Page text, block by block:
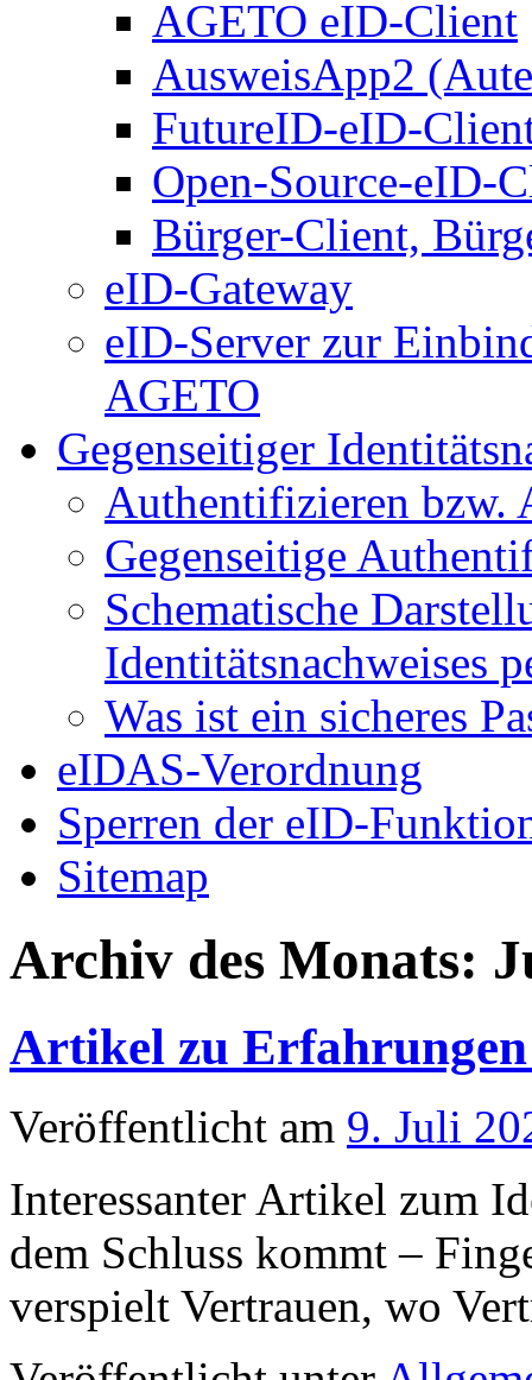
AGETO eID-Client
AusweisApp2
FutureID-eID-
Open-Source-eID-
Bürger-Client,
eID-Gateway
eID-Server zur
AGETO
Gegenseitiger
Authentifizieren bzw.
Gegenseitige
Schematische
Identitätsnachweises
Was ist ein sicheres
eIDAS-Verordnung
Sperren der eID-
Sitemap
Archiv des Monats:
Artikel zu
Veröffentlicht am 9. Juli
Interessanter Artikel zum
dem Schluss kommt –
verspielt Vertrauen, wo